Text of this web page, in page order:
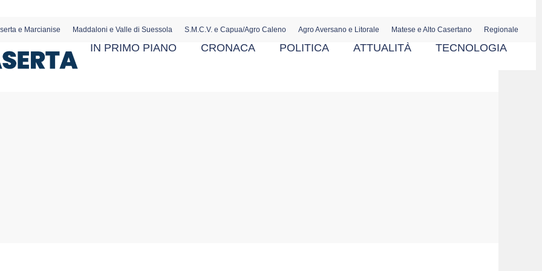
e Marcianise Maddaloni e Valle di Suessola S.M.C.V. e Capua/Agro Caleno Agro Aversano e Litorale Matese e Alto Casertano Regionale
IN PRIMO PIANO CRONACA POLITICA ATTUALITÀ TECNOLOGIA